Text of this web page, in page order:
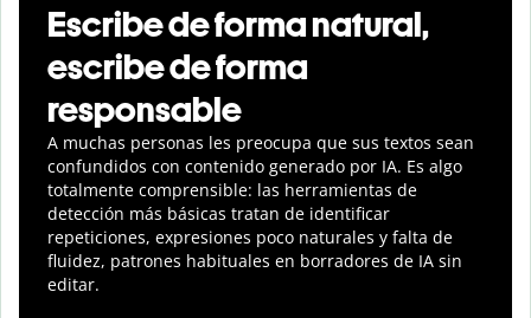
Escribe de forma natural,
escribe de forma
responsable
A muchas personas les preocupa que sus textos sean
confundidos con contenido generado por IA. Es algo
totalmente comprensible: las herramientas de
detección más básicas tratan de identificar
repeticiones, expresiones poco naturales y falta de
fluidez, patrones habituales en borradores de IA sin
editar.